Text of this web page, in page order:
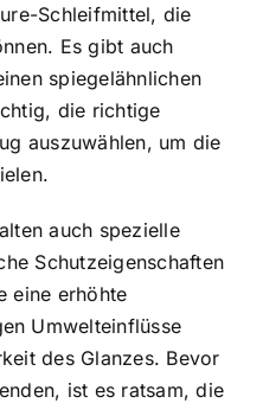
Schleifmittel, die
Es gibt auch
spiegelähnlichen
die richtige
auszuwählen, um die
auch spezielle
Schutzeigenschaften
eine erhöhte
Umwelteinflüsse
des Glanzes. Bevor
ist es ratsam, die